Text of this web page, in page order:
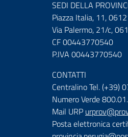
SEDI DELLA
Piazza Italia, 11,
Via Palermo, 21/c,
CF 00443770540
P.IVA 00443770540
CONTATTI
Centralino Tel. (+39)
Numero Verde
Mail URP
Posta elettronica